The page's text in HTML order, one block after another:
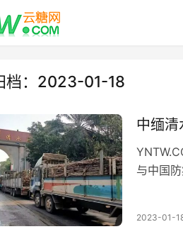
档：2023-01-18
中缅
与中国
2023-01-